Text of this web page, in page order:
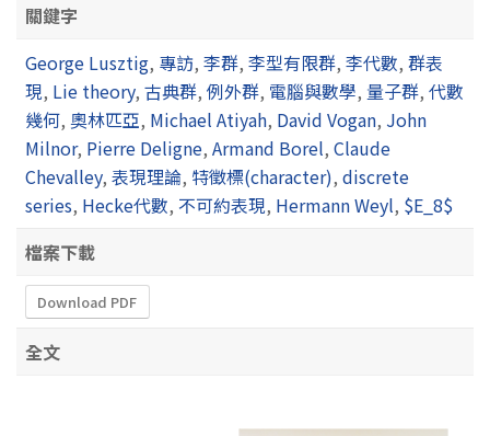
關鍵字
George Lusztig, 專訪, 李群, 李型有限群, 李代數, 群表
現, Lie theory, 古典群, 例外群, 電腦與數學, 量子群, 代數
幾何, 奧林匹亞, Michael Atiyah, David Vogan, John
Milnor, Pierre Deligne, Armand Borel, Claude
Chevalley, 表現理論, 特徵標(character), discrete
series, Hecke代數, 不可約表現, Hermann Weyl, $E_8$
檔案下載
Download PDF
全文